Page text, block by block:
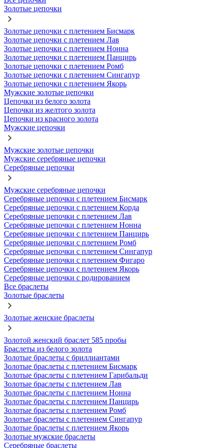
Золотые цепочки
Золотые цепочки с плетением Бисмарк
Золотые цепочки с плетением Лав
Золотые цепочки с плетением Нонна
Золотые цепочки с плетением Панцирь
Золотые цепочки с плетением Ромб
Золотые цепочки с плетением Сингапур
Золотые цепочки с плетением Якорь
Мужские золотые цепочки
Цепочки из белого золота
Цепочки из желтого золота
Цепочки из красного золота
Мужские цепочки
Мужские золотые цепочки
Мужские серебряные цепочки
Серебряные цепочки
Мужские серебряные цепочки
Серебряные цепочки с плетением Бисмарк
Серебряные цепочки с плетением Корда
Серебряные цепочки с плетением Лав
Серебряные цепочки с плетением Нонна
Серебряные цепочки с плетением Панцирь
Серебряные цепочки с плетением Ромб
Серебряные цепочки с плетением Сингапур
Серебряные цепочки с плетением Фигаро
Серебряные цепочки с плетением Якорь
Серебряные цепочки с родированием
Все браслеты
Золотые браслеты
Золотые женские браслеты
Золотой женский браслет 585 пробы
Браслеты из белого золота
Золотые браслеты с бриллиантами
Золотые браслеты с плетением Бисмарк
Золотые браслеты с плетением Гарибальди
Золотые браслеты с плетением Лав
Золотые браслеты с плетением Нонна
Золотые браслеты с плетением Панцирь
Золотые браслеты с плетением Ромб
Золотые браслеты с плетением Сингапур
Золотые браслеты с плетением Якорь
Золотые мужские браслеты
Серебряные браслеты